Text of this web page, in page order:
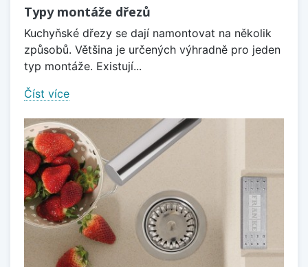
Typy montáže dřezů
Kuchyňské dřezy se dají namontovat na několik
způsobů. Většina je určených výhradně pro jeden
typ montáže. Existují...
Číst více